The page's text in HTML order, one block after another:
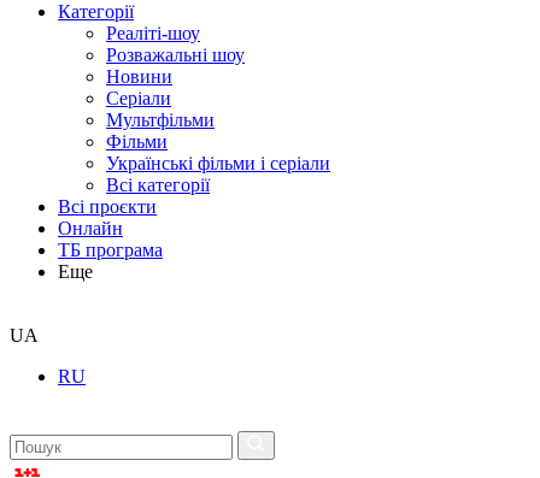
Категорії
Реаліті-шоу
Розважальні шоу
Новини
Серіали
Мультфільми
Фільми
Українські фільми і серіали
Всі категорії
Всі проєкти
Онлайн
ТБ програма
Еще
UA
RU